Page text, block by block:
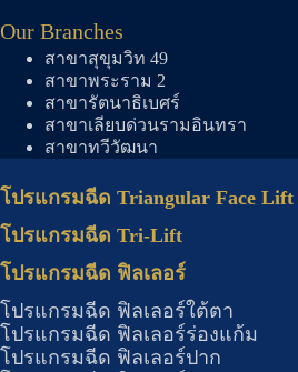
Our Branches
สาขาสุขุมวิท 49
สาขาพระราม 2
สาขารัตนาธิเบศร์
สาขาเลียบด่วนรามอินทรา
สาขาทวีวัฒนา
โปรแกรมฉีด Triangular Face Lift
โปรแกรมฉีด Tri-Lift
โปรแกรมฉีด ฟิลเลอร์
โปรแกรมฉีด ฟิลเลอร์ใต้ตา
โปรแกรมฉีด ฟิลเลอร์ร่องแก้ม
โปรแกรมฉีด ฟิลเลอร์ปาก